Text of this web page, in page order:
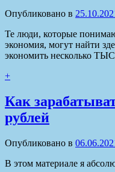
Опубликовано в
Те люди, которые
экономия, могут найти
экономить несколько
+
Как
рублей
Опубликовано в
В этом материале я